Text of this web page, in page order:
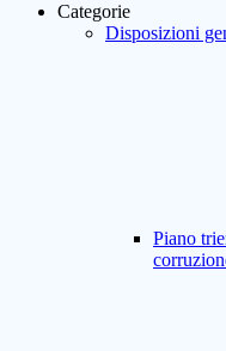
Categorie
Disposizioni
Piano